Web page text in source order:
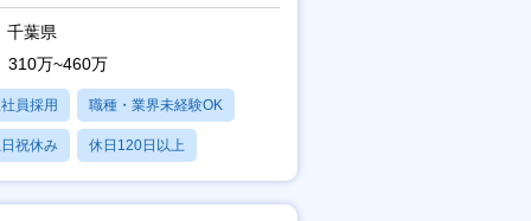
千葉県
310万~460万
員採用 職種・業界未経験OK
祝休み 休日120日以上
・育休あり